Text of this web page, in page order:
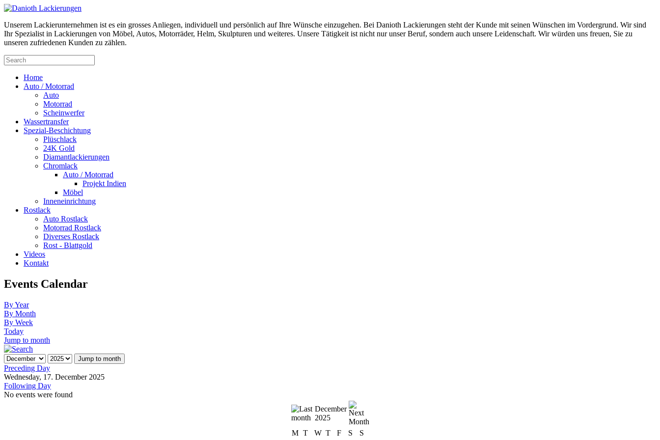
Unserem Lackierunternehmen ist es ein grosses Anliegen, individuell und persönlich auf Ihre Wünsche einzugehen. Bei Danioth Lackierungen steht der Kunde mit seinen Wünschen im Vordergrund. Wir sind
Ihr Spezialist in Lackierungen von Möbel, Autos, Motorräder, Helm, Skulpturen und weiteres. Unsere Tätigkeit ist nicht nur unser Beruf, sondern auch unsere Leidenschaft. Wir würden uns freuen, Sie zu
unseren zufriedenen Kunden zu zählen.
Home
Auto / Motorrad
Auto
Motorrad
Scheinwerfer
Wassertransfer
Spezial-Beschichtung
Plüschlack
24K Gold
Diamantlackierungen
Chromlack
Auto / Motorrad
Projekt Indien
Möbel
Inneneinrichtung
Rostlack
Auto Rostlack
Motorrad Rostlack
Diverses Rostlack
Rost - Blattgold
Videos
Kontakt
Events Calendar
By Year
By Month
By Week
Today
Jump to month
Jump to month
Preceding Day
Wednesday, 17. December 2025
Following Day
No events were found
December
2025
M T W T F S
S